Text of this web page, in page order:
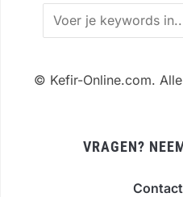
© Kefir-Online.com.
VRAGEN?